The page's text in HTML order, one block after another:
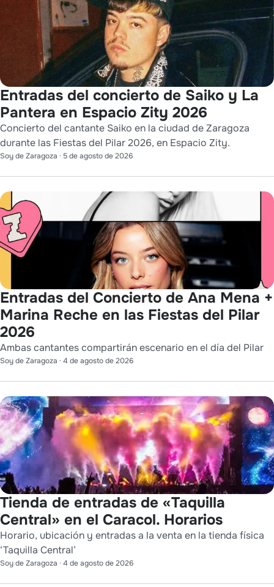
Entradas del concierto de Saiko y La
Pantera en Espacio Zity 2026
Concierto del cantante Saiko en la ciudad de Zaragoza
durante las Fiestas del Pilar 2026, en Espacio Zity.
Soy de Zaragoza · 5 de agosto de 2026
Entradas del Concierto de Ana Mena +
Marina Reche en las Fiestas del Pilar
2026
Ambas cantantes compartirán escenario en el día del Pilar
Soy de Zaragoza · 4 de agosto de 2026
Tienda de entradas de «Taquilla
Central» en el Caracol. Horarios
Horario, ubicación y entradas a la venta en la tienda física
‘Taquilla Central’
Soy de Zaragoza · 4 de agosto de 2026